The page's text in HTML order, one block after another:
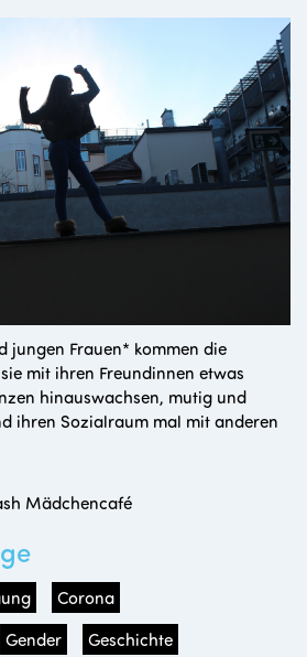
jungen Frauen* kommen die
mit ihren Freundinnen etwas
hinauswachsen, mutig und
ihren Sozialraum mal mit anderen
Mädchencafé
Corona
Gender
Geschichte